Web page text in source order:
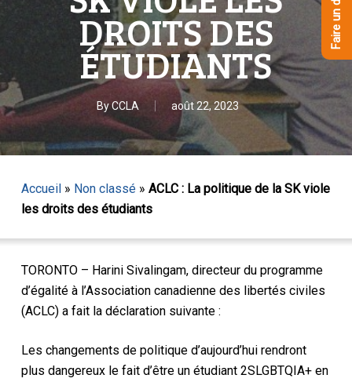
DROITS DES
ÉTUDIANTS
ByCCLA août 22, 2023
Accueil» Non classé» ACLC : La politique de la SK viole
les droits des étudiants
TORONTO – Harini Sivalingam, directeur du programme
d’égalité à l’Association canadienne des libertés civiles
(ACLC) a fait la déclaration suivante :
Les changements de politique d’aujourd’hui rendront
plus dangereux le fait d’être un étudiant 2SLGBTQIA+ en
Faire un don